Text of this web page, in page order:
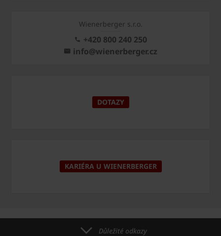
Wienerberger s.r.o.
+420 800 240 250
info@wienerberger.cz
DOTAZY
KARIÉRA U WIENERBERGER
Důležité odkazy